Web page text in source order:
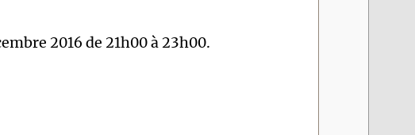
2016 de 21h00 à 23h00.